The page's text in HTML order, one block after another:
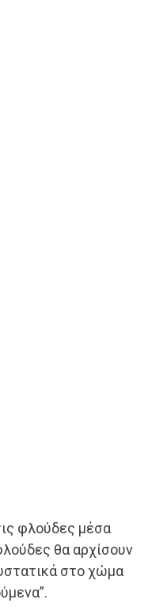
φλούδες μέσα
θα αρχίσουν
στο χώμα